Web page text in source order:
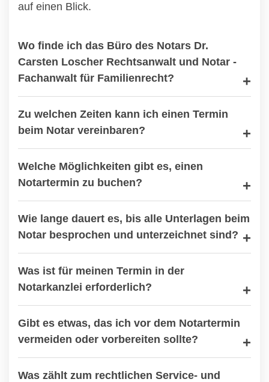
auf einen Blick.
Wo finde ich das Büro des Notars Dr.
Carsten Loscher Rechtsanwalt und Notar -
Fachanwalt für Familienrecht?
Zu welchen Zeiten kann ich einen Termin
beim Notar vereinbaren?
Welche Möglichkeiten gibt es, einen
Notartermin zu buchen?
Wie lange dauert es, bis alle Unterlagen beim
Notar besprochen und unterzeichnet sind?
Was ist für meinen Termin in der
Notarkanzlei erforderlich?
Gibt es etwas, das ich vor dem Notartermin
vermeiden oder vorbereiten sollte?
Was zählt zum rechtlichen Service- und